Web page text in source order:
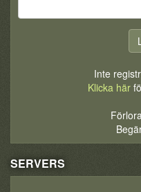
Inte
Klicka här
SERVERS